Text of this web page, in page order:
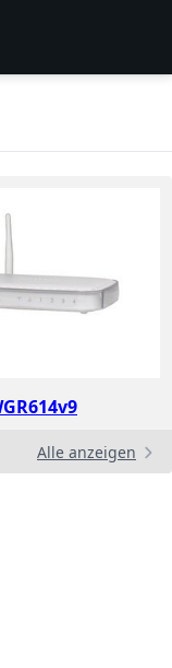
Alle anzeigen